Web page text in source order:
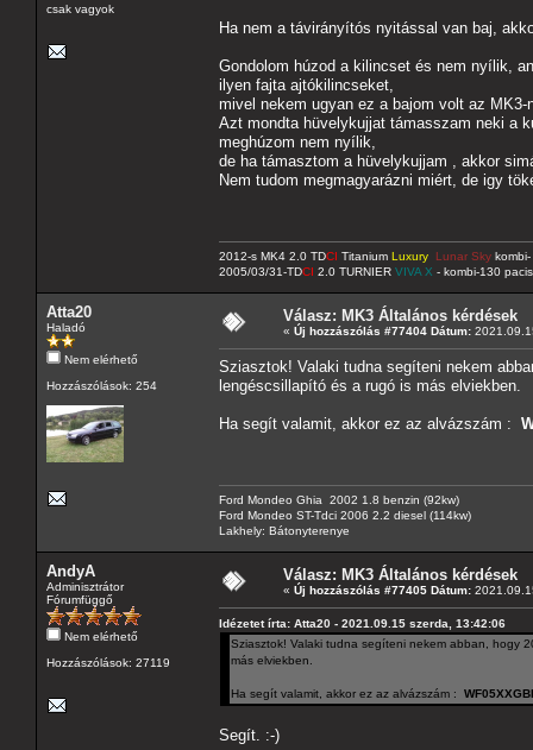
csak vagyok
Ha nem a távirányítós nyitással van baj,
Gondolom húzod a kilincset és nem nyílik,
ilyen fajta ajtókilincseket,
mivel nekem ugyan ez a bajom volt az MK3-
Azt mondta hüvelykujjat támasszam neki a
meghúzom nem nyílik,
de ha támasztom a hüvelykujjam , akkor
Nem tudom megmagyarázni miért, de igy
2012-s MK4 2.0 TDCI Titanium Luxury Lunar Sky
2005/03/31-TDCI 2.0 TURNIER VIVA X - kombi-130
Atta20
Haladó
Nem elérhető
Hozzászólások: 254
Válasz: MK3 Általános kérdések
« Új hozzászólás #77404 Dátum:
Sziasztok! Valaki tudna segíteni nekem
lengéscsillapító és a rugó is más elviekben.
Ha segít valamit, akkor ez az alvázszám :
Ford Mondeo Ghia 2002 1.8 benzin (92kw)
Ford Mondeo ST-Tdci 2006 2.2 diesel (114kw)
Lakhely: Bátonyterenye
AndyA
Adminisztrátor
Fórumfüggő
Nem elérhető
Hozzászólások: 27119
Válasz: MK3 Általános kérdések
« Új hozzászólás #77405 Dátum:
Idézetet írta: Atta20 - 2021.09.15 szerda, 13:42:06
Sziasztok! Valaki tudna segíteni nekem abban, hogy
más elviekben.
Ha segít valamit, akkor ez az alvázszám :
Segít. :-)